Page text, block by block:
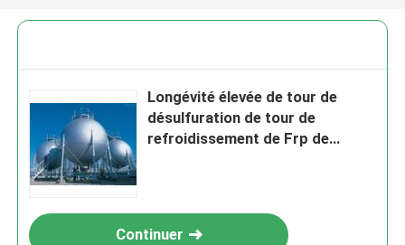
Longévité élevée de tour de
désulfuration de tour de
refroidissement de Frp de
Continuer